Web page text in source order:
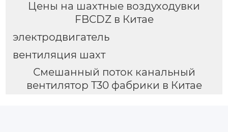
Цены на шахтные воздуходувки
FBCDZ в Китае
электродвигатель
вентиляция шахт
Смешанный поток канальный
вентилятор T30 фабрики в Китае